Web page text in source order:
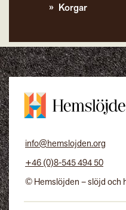
Korgar
info@hemslojden.org
+46 (0)8-545 494 50
© Hemslöjden – slöjd och